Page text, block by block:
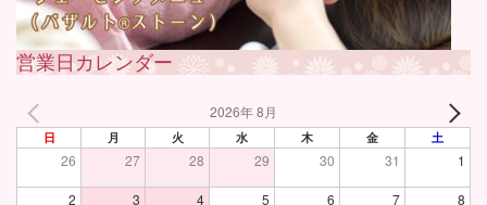
営業日カレンダー
2026年 8月
日 月 火 水 木 金 土
26 27 28 29 30 31 1
2 3 4 5 6 7 8